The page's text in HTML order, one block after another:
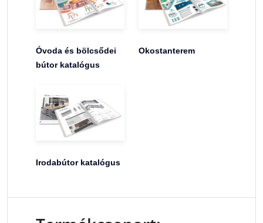
Óvoda és bölcsődei
bútor katalógus
Okostanterem
Irodabútor katalógus